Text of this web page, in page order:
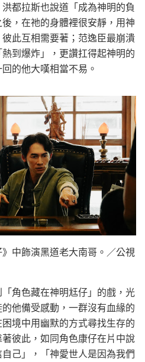
都拉斯也說道「成為神明的負
，在祂的身體裡很安靜，用神
此互相需要著；范逸臣最崩潰
到爆炸」，更讚扛得起神明的
的他大嘆相當不易。
》中飾演黑道老大南哥。／公視
角色藏在神明尪仔」的戲，光
他備受感動，一群沒有血緣的
境中用幽默的方式尋找生存的
彼此，如同角色康仔在片中說
己」，「神愛世人是因為我們